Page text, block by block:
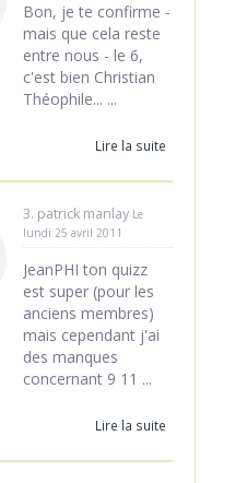
Bon, je te confirme -
mais que cela reste
entre nous - le 6,
c'est bien Christian
Théophile... ...
Lire la suite
3. patrick manlay Le
lundi 25 avril 2011
JeanPHI ton quizz
est super (pour les
anciens membres)
mais cependant j'ai
des manques
concernant 9 11 ...
Lire la suite